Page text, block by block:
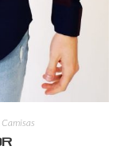
Camisas